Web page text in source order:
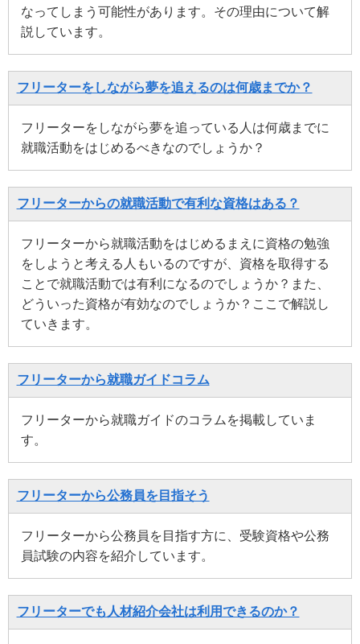
なってしまう可能性があります。その理由について解
説しています。
フリーターをしながら夢を追えるのは何歳までか？
フリーターをしながら夢を追っている人は何歳までに
就職活動をはじめるべきなのでしょうか？
フリーターからの就職活動で有利な資格はある？
フリーターから就職活動をはじめるまえに資格の勉強
をしようと考える人もいるのですが、資格を取得する
ことで就職活動では有利になるのでしょうか？また、
どういった資格が有効なのでしょうか？ここで解説し
ていきます。
フリーターから就職ガイドコラム
フリーターから就職ガイドのコラムを掲載していま
す。
フリーターから公務員を目指そう
フリーターから公務員を目指す方に、受験資格や公務
員試験の内容を紹介しています。
フリーターでも人材紹介会社は利用できるのか？